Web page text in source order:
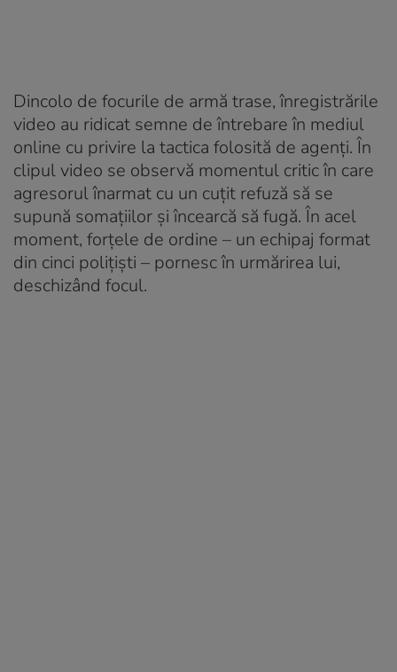
Dincolo de focurile de armă trase, înregistrările
video au ridicat semne de întrebare în mediul
online cu privire la tactica folosită de agenți. În
clipul video se observă momentul critic în care
agresorul înarmat cu un cuțit refuză să se
supună somațiilor și încearcă să fugă. În acel
moment, forțele de ordine – un echipaj format
din cinci polițiști – pornesc în urmărirea lui,
deschizând focul.